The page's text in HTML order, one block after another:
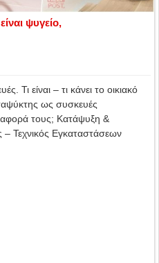
ψυγείο,
Τι είναι – τι κάνει το οικιακό
ως συσκευές
τους; Κατάψυξη &
Τεχνικός Εγκαταστάσεων